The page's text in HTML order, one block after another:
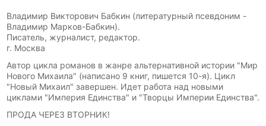
Владимир Викторович Бабкин (литературный псевдоним -
Владимир Марков-Бабкин).
Писатель, журналист, редактор.
г. Москва
Автор цикла романов в жанре альтернативной истории "Мир
Нового Михаила" (написано 9 книг, пишется 10-я). Цикл
"Новый Михаил" завершен. Идет работа над новыми
циклами "Империя Единства" и "Творцы Империи Единства".
ПРОДА ЧЕРЕЗ ВТОРНИК!